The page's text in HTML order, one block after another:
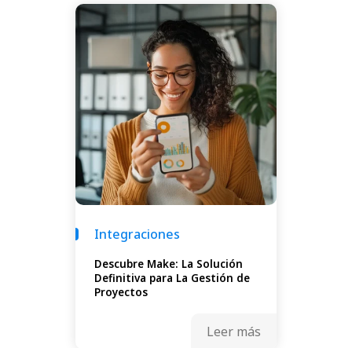
Integraciones
Descubre Make: La Solución
Definitiva para La Gestión de
Proyectos
Leer más